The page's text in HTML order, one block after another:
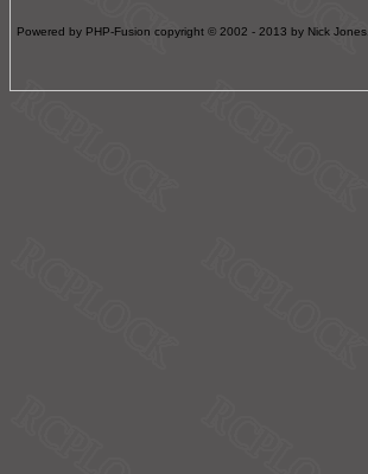
Powered by PHP-Fusion copyright © 2002 - 2013 by Nick Jones.